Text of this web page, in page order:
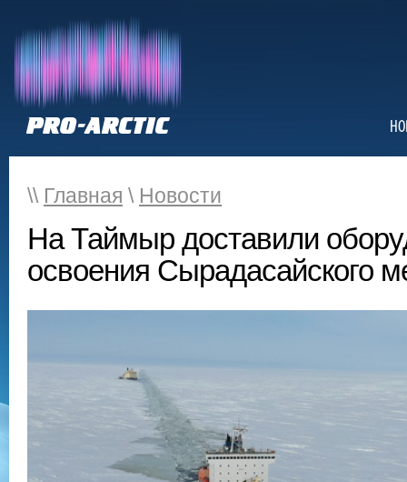
\\ Главная \ Новости
На Таймыр доставили
освоения Сырадасайского